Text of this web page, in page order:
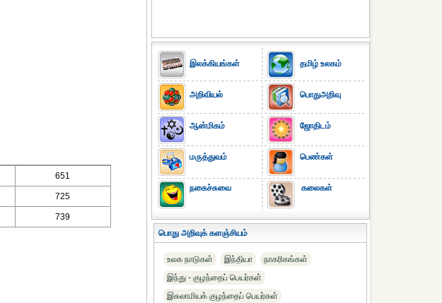
651
725
739
இலக்கியங்கள்
அறிவியல்
ஆன்மிகம்
மருத்துவம்
நகைச்சுவை
தமிழ் உலகம்
பொதுஅறிவு
ஜோதிடம்
பெண்கள்
கலைகள்
பொது அறிவுக் களஞ்சியம்
உலக நாடுகள் இந்தியா
நாகரிகங்கள்
இந்து - குழந்தைப் பெயர்கள்
இசுலாமியக் குழந்தைப் பெயர்கள்